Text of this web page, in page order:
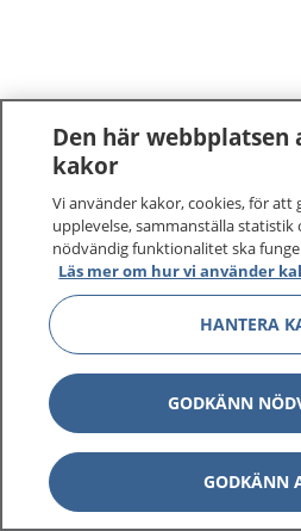
Den här webbplatsen
kakor
Vi använder kakor, cookies, för att
upplevelse, sammanställa statistik
nödvändig funktionalitet ska
Läs mer om hur vi använder
HANTERA
GODKÄNN
GODKÄNN